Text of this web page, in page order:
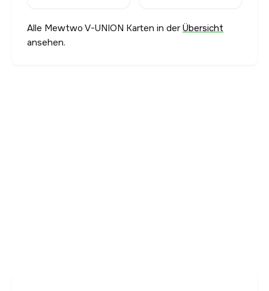
Alle Mewtwo V-UNION Karten in derÜbersicht
ansehen.